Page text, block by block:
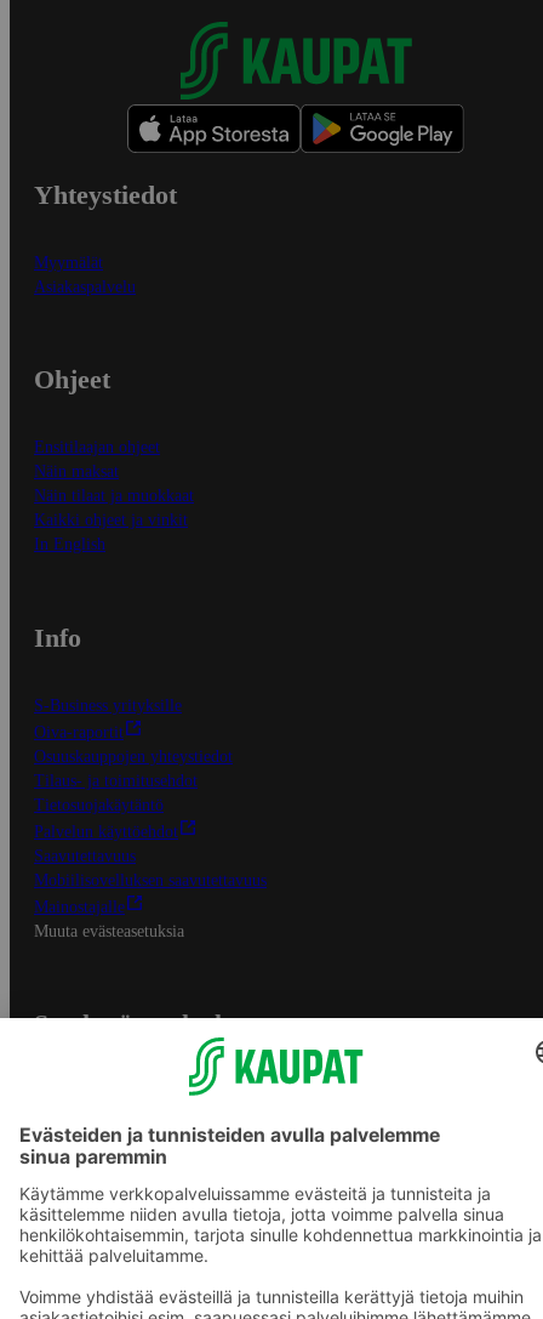
Yhteystiedot
Myymälät
Asiakaspalvelu
Ohjeet
Ensitilaajan ohjeet
Näin maksat
Näin tilaat ja muokkaat
Kaikki ohjeet ja vinkit
In English
Info
S-Business yrityksille
Oiva-raportit
Osuuskauppojen yhteystiedot
Tilaus- ja toimitusehdot
Tietosuojakäytäntö
Palvelun käyttöehdot
Saavutettavuus
Mobiilisovelluksen saavutettavuus
Mainostajalle
Muuta evästeasetuksia
S-ryhmän palvelut
Yhteishyvä Ruoka -sovellus
S-ostoslista -sovellus
Prisma.fi
Sokos.fi
S-Pankki
Sokos Hotels